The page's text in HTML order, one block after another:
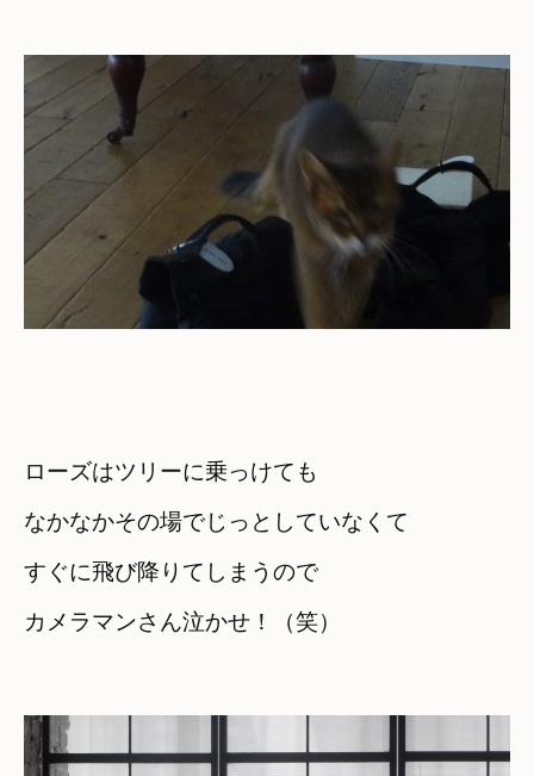
ローズはツリーに乗っけても
なかなかその場でじっとしていなくて
すぐに飛び降りてしまうので
カメラマンさん泣かせ！（笑）